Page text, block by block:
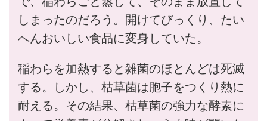
しまったのだろう。開けてびっくり、たい
へんおいしい食品に変身していた。
稲わらを加熱すると雑菌のほとんどは死滅
する。しかし、枯草菌は胞子をつくり熱に
耐える。その結果、枯草菌の強力な酵素に